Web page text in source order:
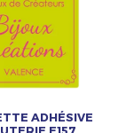
ADHÉSIVE
E157